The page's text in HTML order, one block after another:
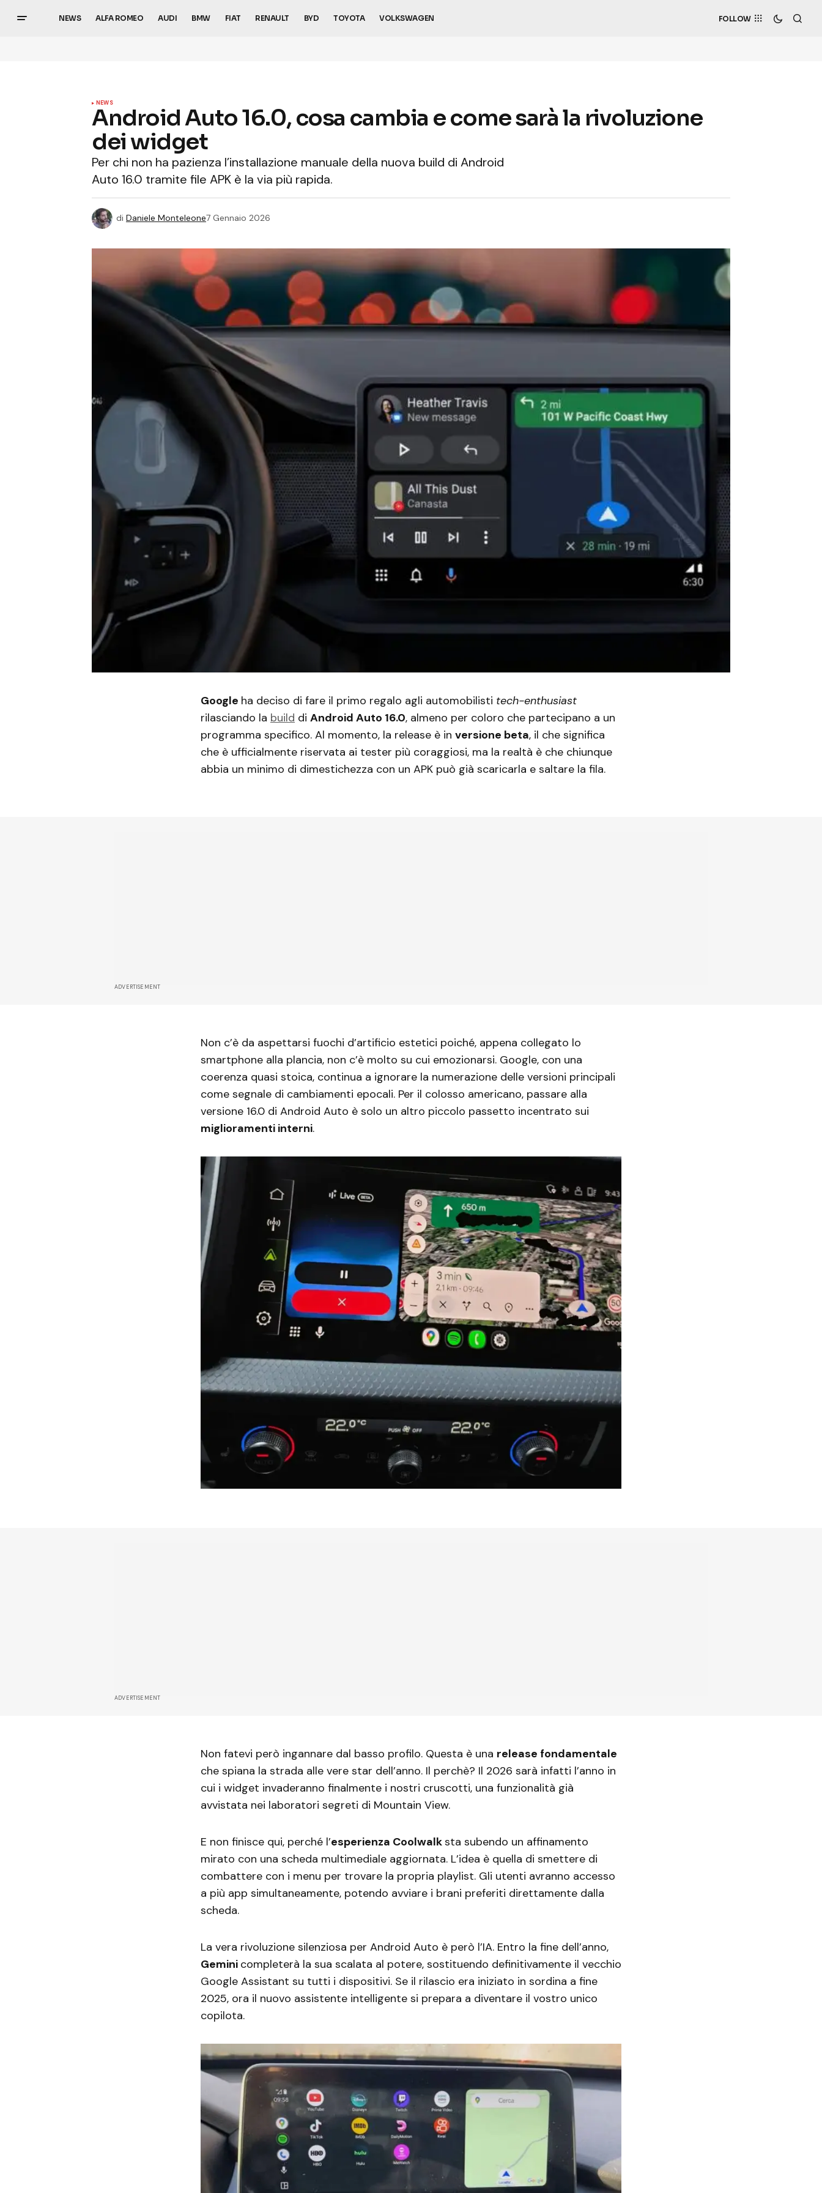
NEWS ALFA ROMEO AUDI BMW FIAT RENAULT BYD TOYOTA VOLKSWAGEN FOLLOW
NEWS
Android Auto 16.0, cosa cambia e come sarà la rivoluzione
dei widget
Per chi non ha pazienza l’installazione manuale della nuova build di Android
Auto 16.0 tramite file APK è la via più rapida.
di Daniele Monteleone7 Gennaio 2026
Google ha deciso di fare il primo regalo agli automobilisti tech-enthusiast
rilasciando la build di Android Auto 16.0, almeno per coloro che partecipano a un
programma specifico. Al momento, la release è in versione beta, il che significa
che è ufficialmente riservata ai tester più coraggiosi, ma la realtà è che chiunque
abbia un minimo di dimestichezza con un APK può già scaricarla e saltare la fila.
ADVERTISEMENT
Non c’è da aspettarsi fuochi d’artificio estetici poiché, appena collegato lo
smartphone alla plancia, non c’è molto su cui emozionarsi. Google, con una
coerenza quasi stoica, continua a ignorare la numerazione delle versioni principali
come segnale di cambiamenti epocali. Per il colosso americano, passare alla
versione 16.0 di Android Auto è solo un altro piccolo passetto incentrato sui
miglioramenti interni.
ADVERTISEMENT
Non fatevi però ingannare dal basso profilo. Questa è una release fondamentale
che spiana la strada alle vere star dell’anno. Il perchè? Il 2026 sarà infatti l’anno in
cui i widget invaderanno finalmente i nostri cruscotti, una funzionalità già
avvistata nei laboratori segreti di Mountain View.
E non finisce qui, perché l’esperienza Coolwalksta subendo un affinamento
mirato con una scheda multimediale aggiornata. L’idea è quella di smettere di
combattere con i menu per trovare la propria playlist. Gli utenti avranno accesso
a più app simultaneamente, potendo avviare i brani preferiti direttamente dalla
scheda.
La vera rivoluzione silenziosa per Android Auto è però l’IA. Entro la fine dell’anno,
Gemini completerà la sua scalata al potere, sostituendo definitivamente il vecchio
Google Assistant su tutti i dispositivi. Se il rilascio era iniziato in sordina a fine
2025, ora il nuovo assistente intelligente si prepara a diventare il vostro unico
copilota.